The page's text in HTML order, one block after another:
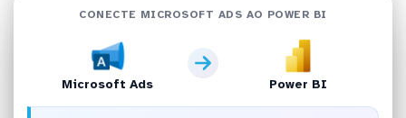
CONECTE MICROSOFT ADS AO POWER BI
Microsoft Ads Power BI